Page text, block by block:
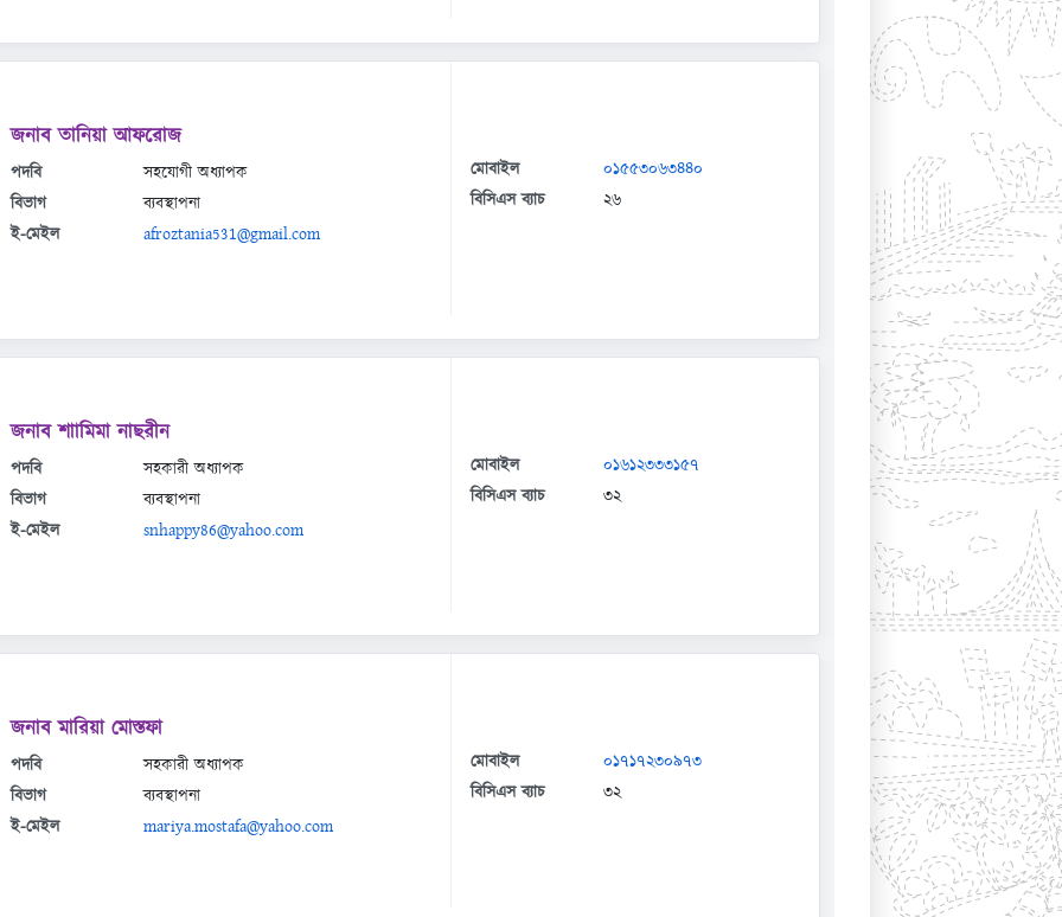
জনাব তানিয়া আফরোজ
পদবি
সহযোগী অধ্যাপক
বিভাগ
ব্যবস্থাপনা
ই-মেইল
afroztania531@gmail.com
মোবাইল
০১৫৫৩০৬৩৪৪০
বিসিএস ব্যাচ
২৬
জনাব শাামিমা নাছরীন
পদবি
সহকারী অধ্যাপক
বিভাগ
ব্যবস্থাপনা
ই-মেইল
snhappy86@yahoo.com
মোবাইল
০১৬১২৩৩৩১৫৭
বিসিএস ব্যাচ
৩২
জনাব মারিয়া মোস্তফা
পদবি
সহকারী অধ্যাপক
বিভাগ
ব্যবস্থাপনা
ই-মেইল
mariya.mostafa@yahoo.com
মোবাইল
০১৭১৭২৩০৯৭৩
বিসিএস ব্যাচ
৩২